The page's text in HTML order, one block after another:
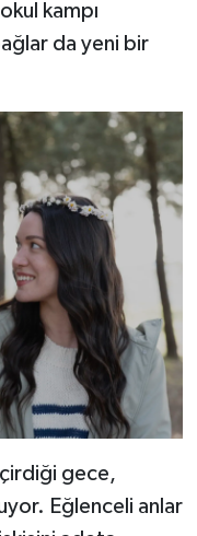
kampı
da yeni bir
gece,
Eğlenceli anlar